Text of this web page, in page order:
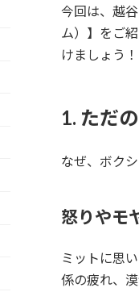
今回は、越
ム）】をご
けましょう！
1. ただ
なぜ、ボク
怒りやモ
ミットに思
係の疲れ、